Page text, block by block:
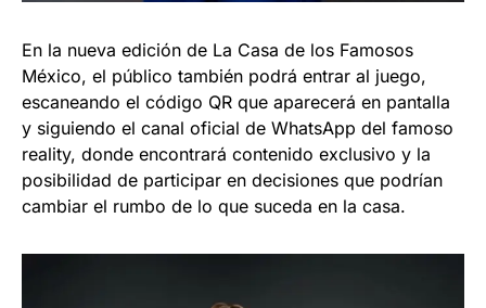
En la nueva edición de La Casa de los Famosos
México, el público también podrá entrar al juego,
escaneando el código QR que aparecerá en pantalla
y siguiendo el canal oficial de WhatsApp del famoso
reality, donde encontrará contenido exclusivo y la
posibilidad de participar en decisiones que podrían
cambiar el rumbo de lo que suceda en la casa.